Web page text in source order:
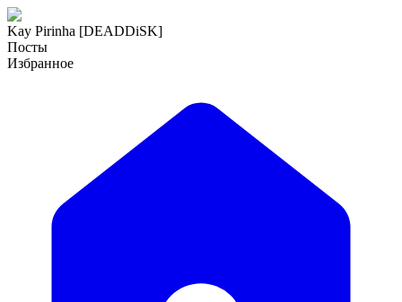
Kay Pirinha [DEADDiSK]
Посты
Избранное